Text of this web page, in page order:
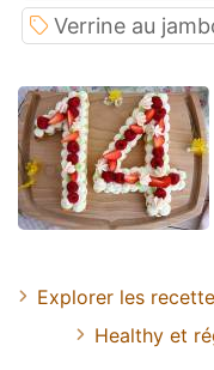
Verrine au
Explorer les
Healthy et